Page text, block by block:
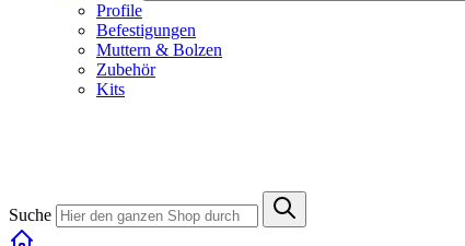
Profile
Befestigungen
Muttern & Bolzen
Zubehör
Kits
Suche